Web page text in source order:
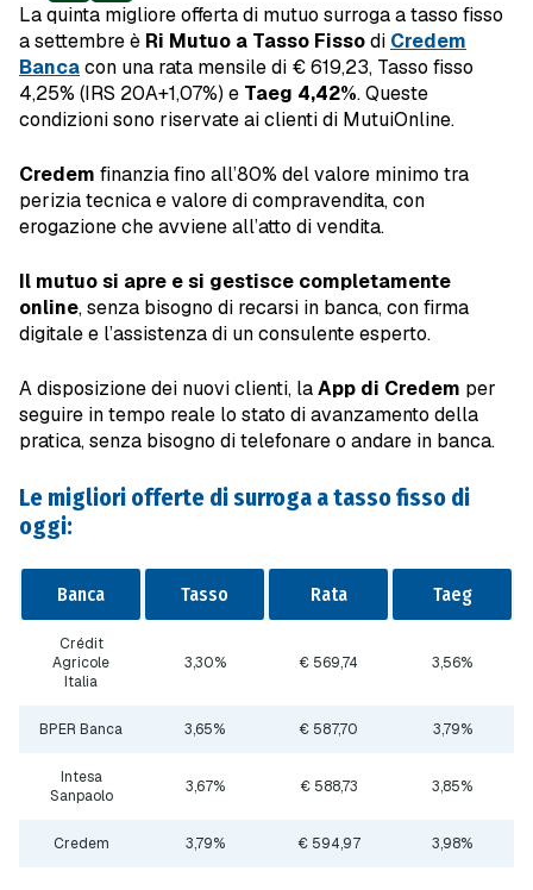
La quinta migliore offerta di mutuo surroga a tasso fisso
a settembre è Ri Mutuo a Tasso Fissodi Credem
Bancacon una rata mensile di € 619,23, Tasso fisso
4,25% (IRS 20A+1,07%) e Taeg 4,42%. Queste
condizioni sono riservate ai clienti di MutuiOnline.
Credem finanzia fino all’80% del valore minimo tra
perizia tecnica e valore di compravendita, con
erogazione che avviene all’atto di vendita.
Il mutuo si apre e si gestisce completamente
online, senza bisogno di recarsi in banca, con firma
digitale e l’assistenza di un consulente esperto.
A disposizione dei nuovi clienti, laApp di Credem per
seguire in tempo reale lo stato di avanzamento della
pratica, senza bisogno di telefonare o andare in banca.
Le migliori offerte di surroga a tasso fisso di
oggi:
Banca Tasso Rata Taeg
Crédit
Agricole
Italia
3,30% € 569,74 3,56%
BPER Banca 3,65% € 587,70 3,79%
Intesa
Sanpaolo
3,67% € 588,73 3,85%
Credem 3,79% € 594,97 3,98%